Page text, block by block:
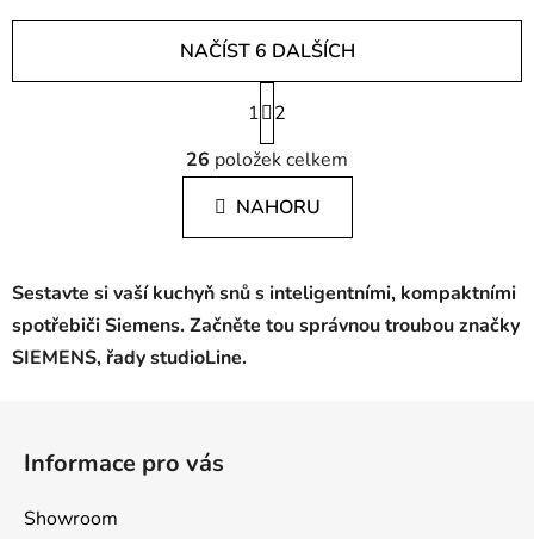
O
v
l
á
d
c
í
NAČÍST 6 DALŠÍCH
S
t
r
á
n
k
n
í
1
2
26 položek celkem
NAHORU
Sestavte si vaší kuchyň snů s inteligentními, kompaktními
spotřebiči Siemens. Začněte tou správnou troubou značky
SIEMENS, řady studioLine.
Informace pro vás
Showroom